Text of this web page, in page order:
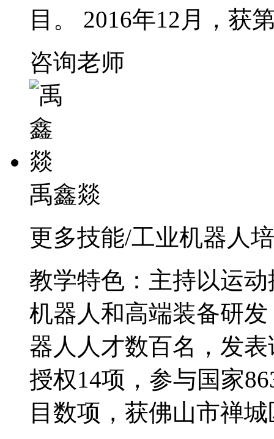
目。 2016年12月，获
咨询老师
禹鑫燚
更多技能/工业机器人
教学特色：主持以运
机器人和高端装备研
器人人才数百名，发
授权14项，参与国家
目数项，获佛山市禅